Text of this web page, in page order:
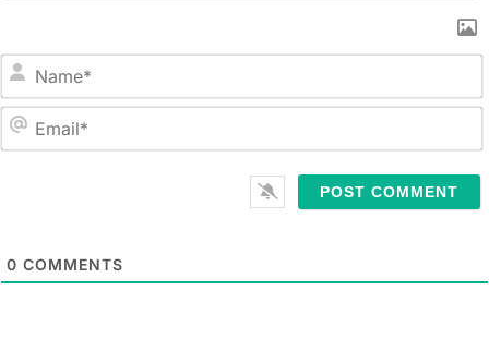
N
m
*0 COMMENTS